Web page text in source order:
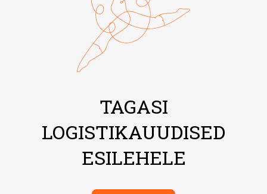
TAGASI
LOGISTIKAUUDISED
ESILEHELE